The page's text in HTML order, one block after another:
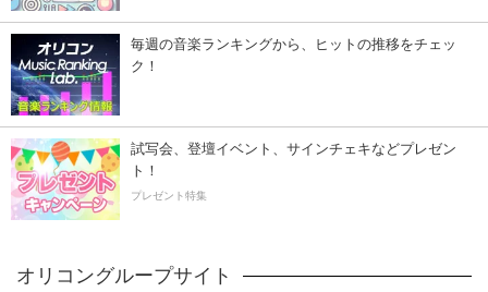
毎週の音楽ランキングから、ヒットの推移をチェッ
ク！
試写会、登壇イベント、サインチェキなどプレゼン
ト！
プレゼント特集
オリコングループサイト